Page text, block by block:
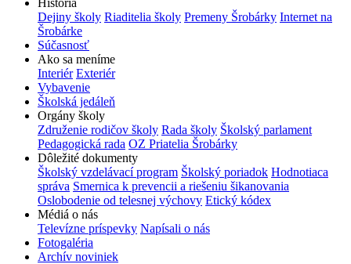
Dejiny školy Riaditelia školy Premeny Šrobárky Internet na
Šrobárke
Súčasnosť
Ako sa meníme
Interiér Exteriér
Vybavenie
Školská jedáleň
Orgány školy
Združenie rodičov školy Rada školy Školský parlament
Pedagogická rada OZ Priatelia Šrobárky
Dôležité dokumenty
Školský vzdelávací program Školský poriadok Hodnotiaca
správa Smernica k prevencii a riešeniu šikanovania
Oslobodenie od telesnej výchovy Etický kódex
Médiá o nás
Televízne príspevky Napísali o nás
Fotogaléria
Archív noviniek